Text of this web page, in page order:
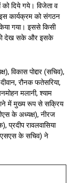
दिये गये। विजेता व
इस कार्यक्रम को संगठन
गया। इससे किसी
को देख सके और इसके
विकास पोद्दार (सचिव),
रौनक फतेसरिया,
मलानी, श्याम
में मुख्य रूप से सक्रिय
के अध्यक्ष), नीरज
रावलवासिया
के सचिव) ने